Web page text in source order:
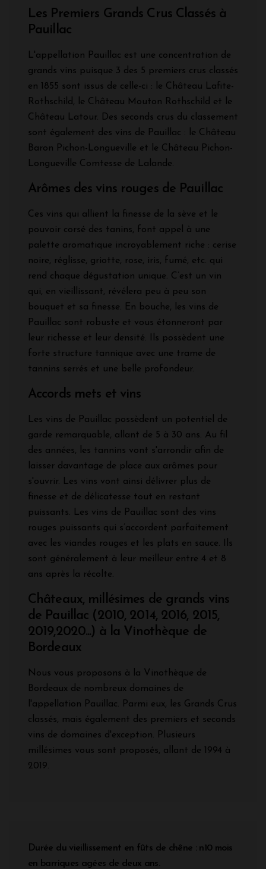
Les Premiers Grands Crus Classés à
Pauillac
L'appellation Pauillac est une concentration de
grands vins puisque 3 des 5 premiers crus classés
en 1855 sont issus de celle-ci : le Château Lafite-
Rothschild, le Château Mouton Rothschild et le
Château Latour. Des seconds crus du classement
sont également des vins de Pauillac : le Château
Baron Pichon-Longueville et le Château Pichon-
Longueville Comtesse de Lalande.
Arômes des vins rouges de Pauillac
Ces vins qui allient la finesse de la sève et le
pouvoir corsé des tanins, font appel à une
palette aromatique incroyablement riche : cerise
noire, réglisse, griotte, rose, iris, fumé, etc. qui
rend chaque dégustation unique. C’est un vin
qui, en vieillissant, révélera peu à peu son
bouquet et sa finesse. En bouche, les vins de
Pauillac sont robuste et vous étonneront par
leur richesse et leur densité. Ils possèdent une
forte structure tannique avec une trame de
tannins serrés et une belle profondeur.
Accords mets et vins
Les vins de Pauillac possèdent un potentiel de
garde remarquable, allant de 5 à 30 ans. Au fil
des années, les tannins vont s'arrondir afin de
laisser davantage de place aux arômes pour
s'ouvrir. Les vins vont ainsi délivrer plus de
finesse et de délicatesse tout en restant
puissants. Les vins de Pauillac sont des vins
rouges puissants qui s’accordent parfaitement
avec les viandes rouges et les plats en sauce. Ils
sont généralement à leur meilleur entre 4 et 8
ans après la récolte.
Châteaux, millésimes de grands vins
de Pauillac (2010, 2014, 2016, 2015,
2019,2020...) à la Vinothèque de
Bordeaux
Nous vous proposons à la Vinothèque de
Bordeaux de nombreux domaines de
l'appellation Pauillac. Parmi eux, les Grands Crus
classés, mais également des premiers et seconds
vins de domaines d'exception. Plusieurs
millésimes vous sont proposés, allant de 1994 à
2019.
Durée du vieillissement en fûts de chêne : n10 mois
en barriques agées de deux ans.